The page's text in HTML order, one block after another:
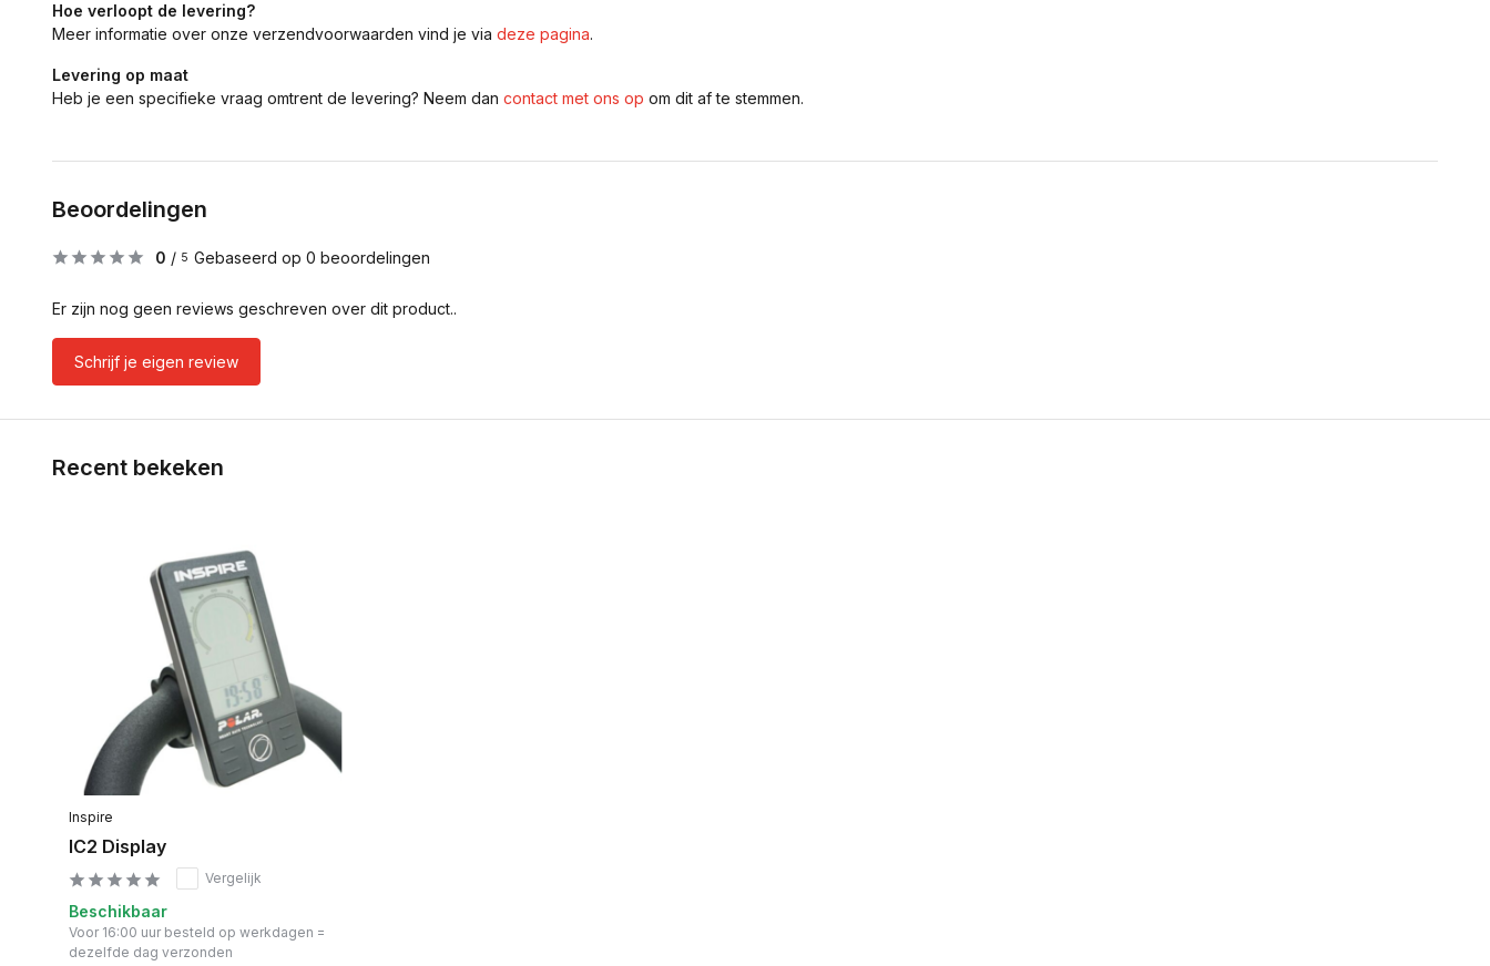
Hoe verloopt de levering?
Meer informatie over onze verzendvoorwaarden vind je via deze pagina.
Levering op maat
Heb je een specifieke vraag omtrent de levering? Neem dan contact met ons op om dit af te stemmen.
Beoordelingen
0 / 5 Gebaseerd op 0 beoordelingen
Er zijn nog geen reviews geschreven over dit product..
Schrijf je eigen review
Recent bekeken
Inspire
IC2 Display
Vergelijk
Beschikbaar
Voor 16:00 uur besteld op werkdagen =
dezelfde dag verzonden